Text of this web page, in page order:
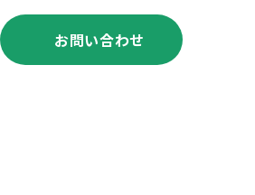
お問い合わせ